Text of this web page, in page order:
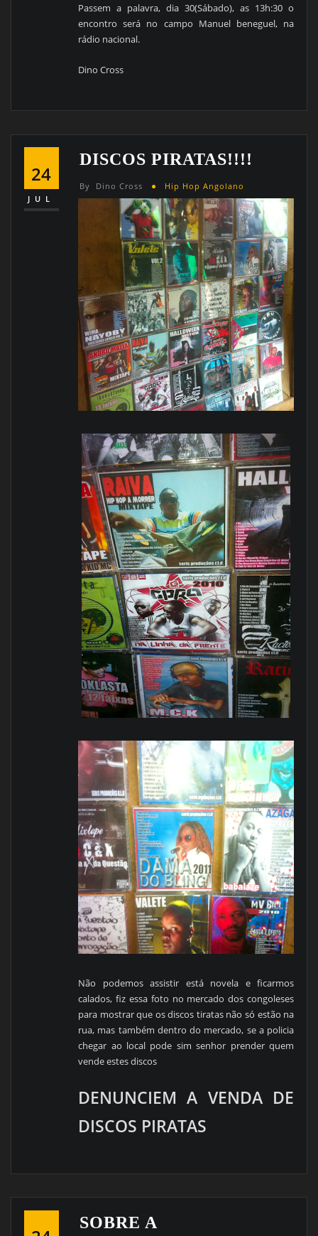
Passem a palavra, dia 30(Sábado), as 13h:30 o
encontro será no campo Manuel beneguel, na
rádio nacional.
Dino Cross
24
JUL
DISCOS PIRATAS!!!!
By Dino Cross Hip Hop Angolano
Não podemos assistir está novela e ficarmos
calados, fiz essa foto no mercado dos congoleses
para mostrar que os discos tiratas não só estão na
rua, mas também dentro do mercado, se a policia
chegar ao local pode sim senhor prender quem
vende estes discos
DENUNCIEM A VENDA DE
DISCOS PIRATAS
SOBRE A